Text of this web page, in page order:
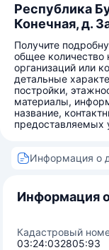
Республика
Конечная, д.
Получите
общее количество
организаций или
детальные
постройки,
материалы,
название,
предоставляемых
Информация о
Информация
Кадастровый
03:24:032805:93